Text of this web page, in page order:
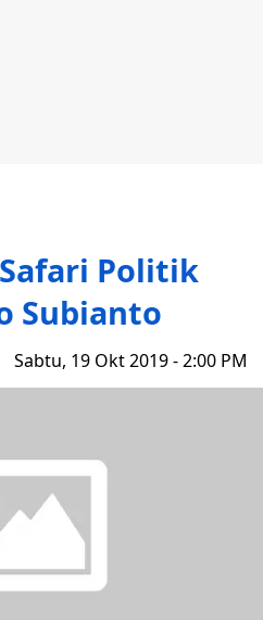
Politik
Subianto
Sabtu, 19 Okt 2019 - 2:00 PM